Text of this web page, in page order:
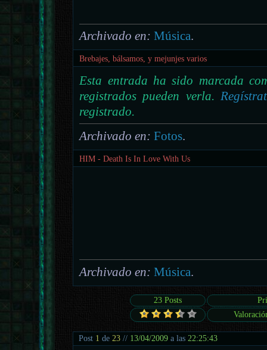
Archivado en: Música.
Brebajes, bálsamos, y mejunjes varios
Esta entrada ha sido marcada
registrados pueden verla.
registrado.
Archivado en: Fotos.
HIM - Death Is In Love With Us
Archivado en: Música.
23 Posts
Post 1 de 23 // 13/04/2009 a las 22:25:43